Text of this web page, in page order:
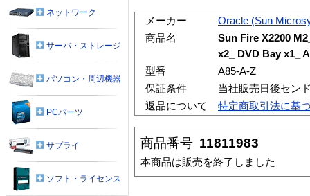
メーカー
Oracle (Sun
商品名
Sun Fire X2200
x2_ DVD Bay x1_
型番
A85-A-Z
保証条件
当社販売日後セン
返品について
特定商取引法に基
商品番号 11811983
本商品は販売を終了しました
ネットワーク
サーバ・ストレージ
パソコン・周辺機器
PCパーツ
サプライ
ソフト・ライセンス